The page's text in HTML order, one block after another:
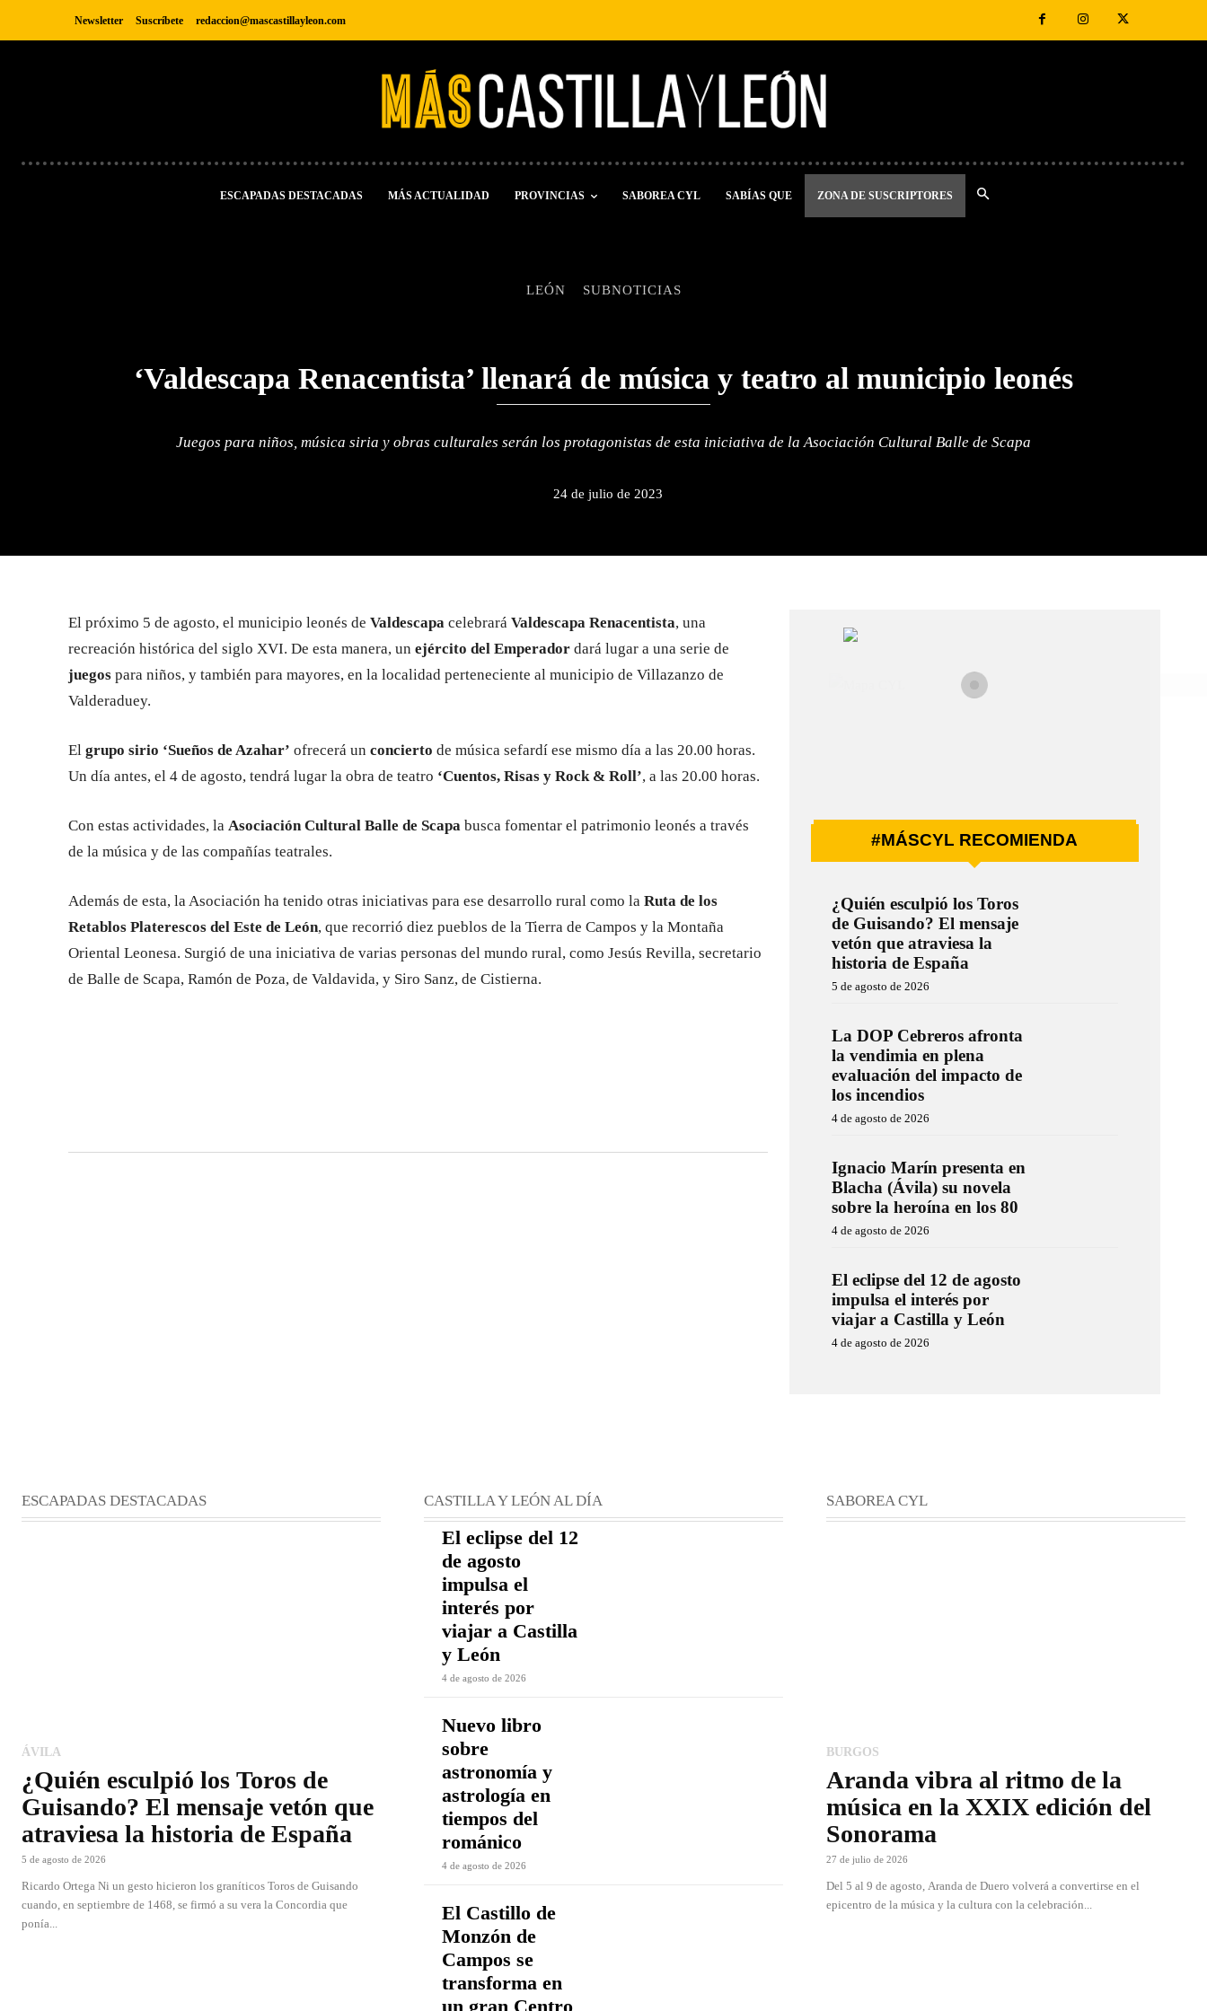
Newsletter Suscríbete redaccion@mascastillayleon.com
ESCAPADAS DESTACADAS MÁS ACTUALIDAD PROVINCIAS SABOREA CYL SABÍAS QUE ZONA DE SUSCRIPTORES
LEÓN SUBNOTICIAS
‘Valdescapa Renacentista’ llenará de música y teatro al municipio leonés
Juegos para niños, música siria y obras culturales serán los protagonistas de esta iniciativa de la Asociación Cultural Balle de Scapa
24 de julio de 2023
El próximo 5 de agosto, el municipio leonés de Valdescapa celebrará Valdescapa Renacentista, una
recreación histórica del siglo XVI. De esta manera, un ejército del Emperador dará lugar a una serie de
juegos para niños, y también para mayores, en la localidad perteneciente al municipio de Villazanzo de
Valderaduey.
El grupo sirio ‘Sueños de Azahar’ ofrecerá un concierto de música sefardí ese mismo día a las 20.00 horas.
Un día antes, el 4 de agosto, tendrá lugar la obra de teatro ‘Cuentos, Risas y Rock & Roll’, a las 20.00 horas.
Con estas actividades, la Asociación Cultural Balle de Scapa busca fomentar el patrimonio leonés a través
de la música y de las compañías teatrales.
Además de esta, la Asociación ha tenido otras iniciativas para ese desarrollo rural como la Ruta de los
Retablos Platerescos del Este de León, que recorrió diez pueblos de la Tierra de Campos y la Montaña
Oriental Leonesa. Surgió de una iniciativa de varias personas del mundo rural, como Jesús Revilla, secretario
de Balle de Scapa, Ramón de Poza, de Valdavida, y Siro Sanz, de Cistierna.
#MÁSCYL RECOMIENDA
¿Quién esculpió los Toros
de Guisando? El mensaje
vetón que atraviesa la
historia de España
5 de agosto de 2026
La DOP Cebreros afronta
la vendimia en plena
evaluación del impacto de
los incendios
4 de agosto de 2026
Ignacio Marín presenta en
Blacha (Ávila) su novela
sobre la heroína en los 80
4 de agosto de 2026
El eclipse del 12 de agosto
impulsa el interés por
viajar a Castilla y León
4 de agosto de 2026
ESCAPADAS DESTACADAS
ÁVILA
¿Quién esculpió los Toros de
Guisando? El mensaje vetón que
atraviesa la historia de España
5 de agosto de 2026
Ricardo Ortega Ni un gesto hicieron los graníticos Toros de Guisando
cuando, en septiembre de 1468, se firmó a su vera la Concordia que
ponía...
CASTILLA Y LEÓN AL DÍA
El eclipse del 12
de agosto
impulsa el
interés por
viajar a Castilla
y León
4 de agosto de 2026
Nuevo libro
sobre
astronomía y
astrología en
tiempos del
románico
4 de agosto de 2026
El Castillo de
Monzón de
Campos se
transforma en
un gran Centro
SABOREA CYL
BURGOS
Aranda vibra al ritmo de la
música en la XXIX edición del
Sonorama
27 de julio de 2026
Del 5 al 9 de agosto, Aranda de Duero volverá a convertirse en el
epicentro de la música y la cultura con la celebración...